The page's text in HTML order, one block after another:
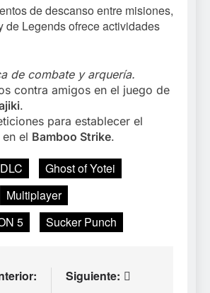
de descanso entre misiones,
de Legends ofrece actividades
de combate y arquería.
contra amigos en el juego de
.
para establecer el
el Bamboo Strike.
DLC
Ghost of Yotei
Multiplayer
5
Sucker Punch
Siguiente: